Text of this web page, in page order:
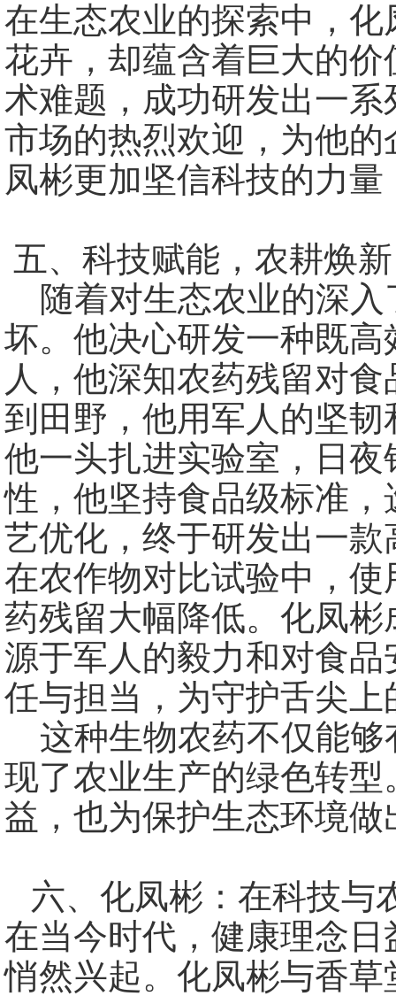
在生态农业的探索中，
花卉，却蕴含着巨大的
术难题，成功研发出一
市场的热烈欢迎，为他
凤彬更加坚信科技的力
五、科技赋能，农耕焕
随着对生态农业的深入
坏。他决心研发一种既
人，他深知农药残留对
到田野，他用军人的坚
他一头扎进实验室，日
性，他坚持食品级标准
艺优化，终于研发出一
在农作物对比试验中，
药残留大幅降低。化凤
源于军人的毅力和对食
任与担当，为守护舌尖
这种生物农药不仅能够
现了农业生产的绿色转
益，也为保护生态环境
六、化凤彬：在科技与
在当今时代，健康理念
悄然兴起。化凤彬与香